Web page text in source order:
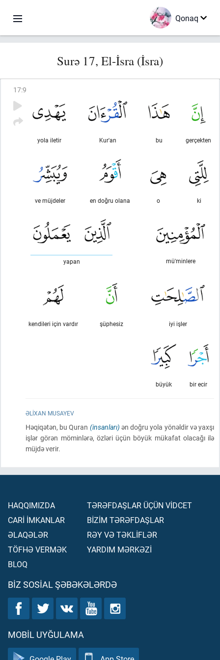
Qonaq
Surə 17, El-İsra (İsra)
17:9
gerçekten
bu
Kur'an
yola iletir
ki
o
en doğru olana
ve müjdeler
mü'minlere
yapan
iyi işler
şüphesiz
kendileri için vardır
bir ecir
büyük
ƏLIXAN MUSAYEV
Həqiqətən, bu Quran (insanları) ən doğru yola yönəldir və yaxşı
işlər görən möminlərə, özləri üçün böyük mükafat olacağı ilə
müjdə verir.
HAQQIMIZDA
CARİ İMKANLAR
ƏLAQƏLƏR
TÖFHƏ VERMƏK
BLOQ
TƏRƏFDAŞLAR ÜÇÜN VİDCET
BİZİM TƏRƏFDAŞLAR
RƏY VƏ TƏKLİFLƏR
YARDIM MƏRKƏZİ
BIZ SOSIAL ŞƏBƏKƏLƏRDƏ
MOBIL UYĞULAMA